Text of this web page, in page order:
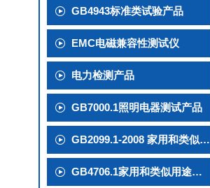
GB4943标准类试验产品
EMC电磁兼容性测试仪
电力检测产品
GB7000.1照明电器测试产品
GB2099.1-2008 家用和类似用途插头插座试验产品
GB4706.1家用和类似用途电器检测产品